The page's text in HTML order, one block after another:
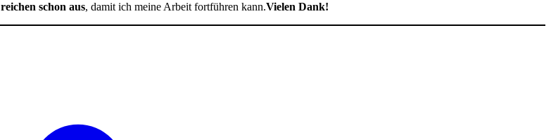
reichen schon aus, damit ich meine Arbeit fortführen kann.Vielen Dank!